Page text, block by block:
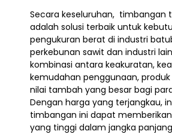
Secara keseluruhan, timbangan
adalah solusi terbaik untuk
pengukuran berat di industri
perkebunan sawit dan industri
kombinasi antara keakuratan,
kemudahan penggunaan,
nilai tambah yang besar bagi
Dengan harga yang terjangkau,
timbangan ini dapat
yang tinggi dalam jangka